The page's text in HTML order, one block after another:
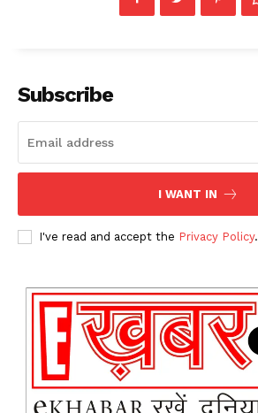
Subscribe
I WANT IN
I've read and accept the Privacy Policy.